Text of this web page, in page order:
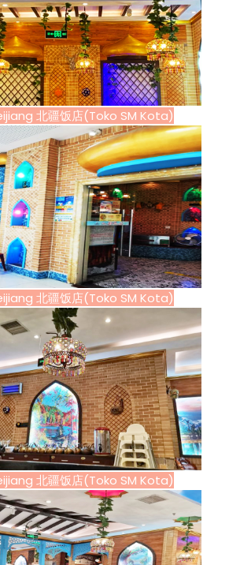
北疆饭店(Toko SM Kota)
北疆饭店(Toko SM Kota)
北疆饭店(Toko SM Kota)